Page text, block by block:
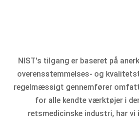
NIST's tilgang er baseret på
overensstemmelses- og
regelmæssigt gennemfører
for alle kendte værktøjer i
retsmedicinske industri, har vi